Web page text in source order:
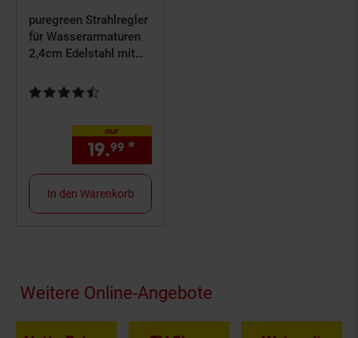
puregreen Strahlregler
für Wasserarmaturen
2,4cm Edelstahl mit
Kundenbewertung: 4,56 von 5 Sternen
nur
19.99 *
In den Warenkorb
Fußzeile
Weitere Online-Angebote